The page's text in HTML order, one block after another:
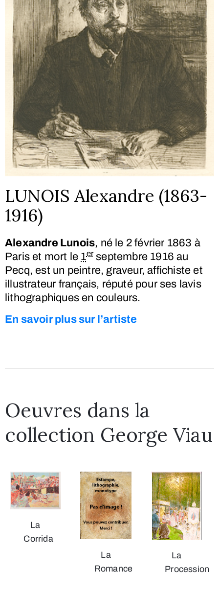
LUNOIS Alexandre (1863-
1916)
Alexandre Lunois, né le 2 février 1863 à
Paris et mort le 1erseptembre 1916 au
Pecq, est un peintre, graveur, affichiste et
illustrateur français, réputé pour ses lavis
lithographiques en couleurs.
En savoir plus sur l’artiste
Oeuvres dans la
collection George Viau
La
Corrida
La
Romance
La
Procession